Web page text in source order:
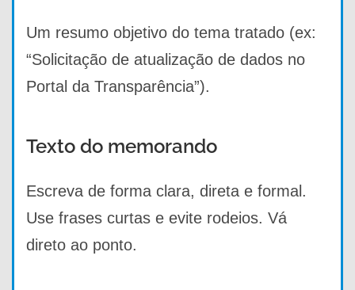
Um resumo objetivo do tema tratado (ex:
“Solicitação de atualização de dados no
Portal da Transparência”).
Texto do memorando
Escreva de forma clara, direta e formal.
Use frases curtas e evite rodeios. Vá
direto ao ponto.